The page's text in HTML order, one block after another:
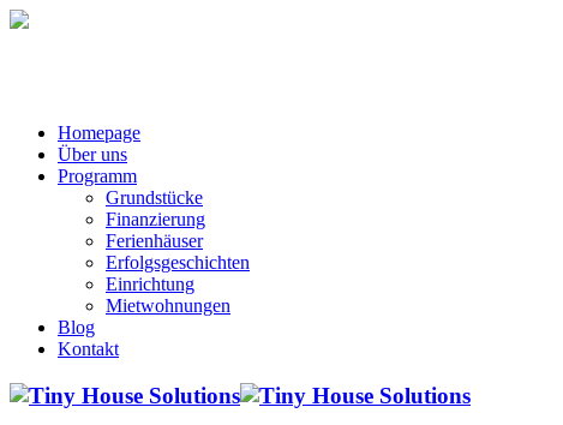
Homepage
Über uns
Programm
Grundstücke
Finanzierung
Ferienhäuser
Erfolgsgeschichten
Einrichtung
Mietwohnungen
Blog
Kontakt